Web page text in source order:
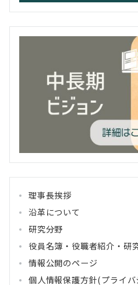
理事長挨拶
沿革について
研究分野
役員名簿・役職者紹介・研
情報公開のページ
個人情報保護方針(プライ